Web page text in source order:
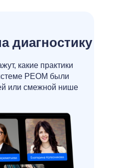
диагностику
какие практики
РЕОМ были
или смежной нише
проводит
сессии
методологический
отдела